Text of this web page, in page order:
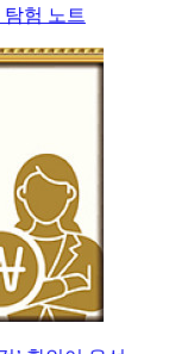
탐험 노트